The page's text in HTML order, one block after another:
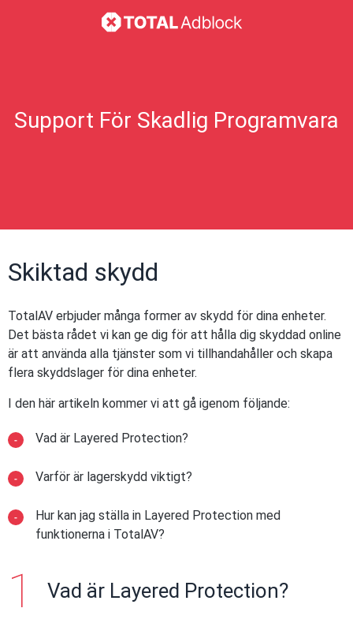
Support För Skadlig Programvara
Skiktad skydd
TotalAV erbjuder många former av skydd för dina enheter.
Det bästa rådet vi kan ge dig för att hålla dig skyddad online
är att använda alla tjänster som vi tillhandahåller och skapa
flera skyddslager för dina enheter.
I den här artikeln kommer vi att gå igenom följande:
Vad är Layered Protection?
Varför är lagerskydd viktigt?
Hur kan jag ställa in Layered Protection med
funktionerna i TotalAV?
Vad är Layered Protection?